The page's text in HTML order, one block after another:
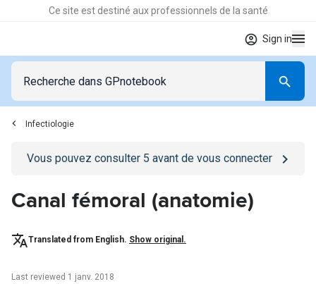
Ce site est destiné aux professionnels de la santé
Sign in
Infectiologie
Go to/se-connecterpage
Vous pouvez consulter 5 avant de vous connecter
Canal fémoral (anatomie)
Translated from English. Show original.
Last reviewed 1 janv. 2018